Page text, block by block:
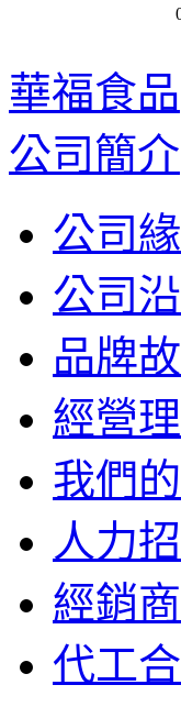
華福食品
公司簡介
公司
公司
品牌
經營
我們
人力
經銷
代工